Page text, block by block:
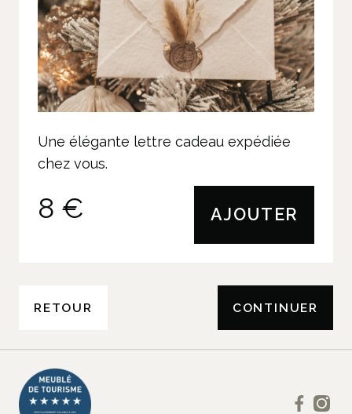
Une élégante lettre cadeau expédiée
chez vous.
8 € AJOUTER